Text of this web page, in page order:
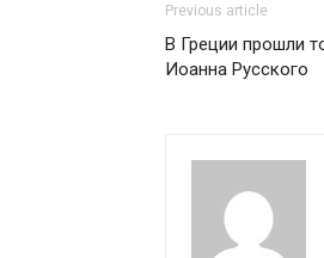
Previous article
В Греции прошли
Иоанна Русского